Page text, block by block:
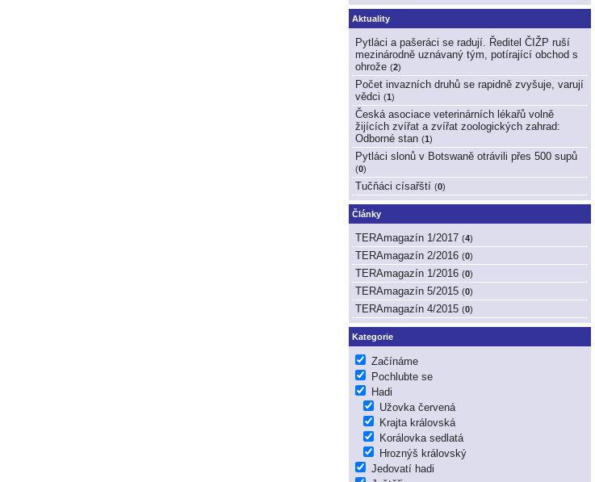
Aktuality
Pytláci a pašeráci se radují. Ředitel ČIŽP ruší
mezinárodně uznávaný tým, potírající obchod s
ohrože (2)
Počet invazních druhů se rapidně zvyšuje, varují
vědci (1)
Česká asociace veterinárních lékařů volně
žijících zvířat a zvířat zoologických zahrad:
Odborné stan (1)
Pytláci slonů v Botswaně otrávili přes 500 supů
(0)
Tučňáci císařští (0)
Články
TERAmagazín 1/2017 (4)
TERAmagazín 2/2016 (0)
TERAmagazín 1/2016 (0)
TERAmagazín 5/2015 (0)
TERAmagazín 4/2015 (0)
Kategorie
Začínáme
Pochlubte se
Hadi
Užovka červená
Krajta královská
Korálovka sedlatá
Hroznýš královský
Jedovatí hadi